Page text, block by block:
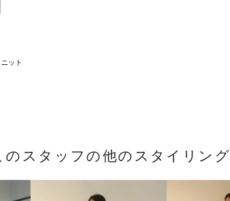
ット
のスタッフの他のスタイリング